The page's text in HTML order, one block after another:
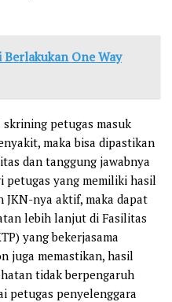
One Way
petugas masuk
maka bisa dipastikan
dan tanggung jawabnya
petugas yang memiliki hasil
JKN-nya aktif, maka dapat
lebih lanjut di Fasilitas
yang bekerjasama
juga memastikan, hasil
tidak berpengaruh
petugas penyelenggara